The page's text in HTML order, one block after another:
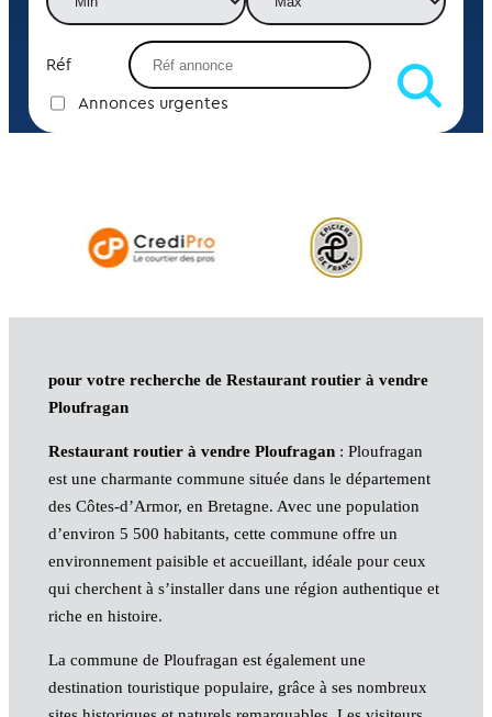
Réf
Annonces urgentes
pour votre recherche de Restaurant routier à vendre
Ploufragan
Restaurant routier à vendre Ploufragan: Ploufragan
est une charmante commune située dans le département
des Côtes-d’Armor, en Bretagne. Avec une population
d’environ 5 500 habitants, cette commune offre un
environnement paisible et accueillant, idéale pour ceux
qui cherchent à s’installer dans une région authentique et
riche en histoire.
La commune de Ploufragan est également une
destination touristique populaire, grâce à ses nombreux